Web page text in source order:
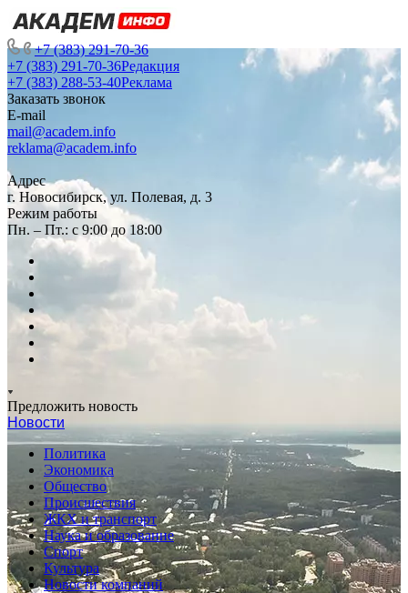
+7 (383) 291-70-36
+7 (383) 291-70-36Редакция
+7 (383) 288-53-40Реклама
Заказать звонок
E-mail
mail@academ.info
reklama@academ.info
Адрес
г. Новосибирск, ул. Полевая, д. 3
Режим работы
Пн. – Пт.: с 9:00 до 18:00
Предложить новость
Новости
Политика
Экономика
Общество
Происшествия
ЖКХ и транспорт
Наука и образование
Спорт
Культура
Новости компаний